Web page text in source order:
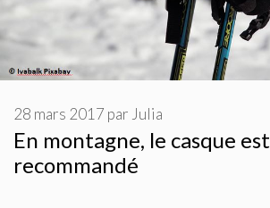
En montagne, le casque est
recommandé
28 mars 2017 par Julia